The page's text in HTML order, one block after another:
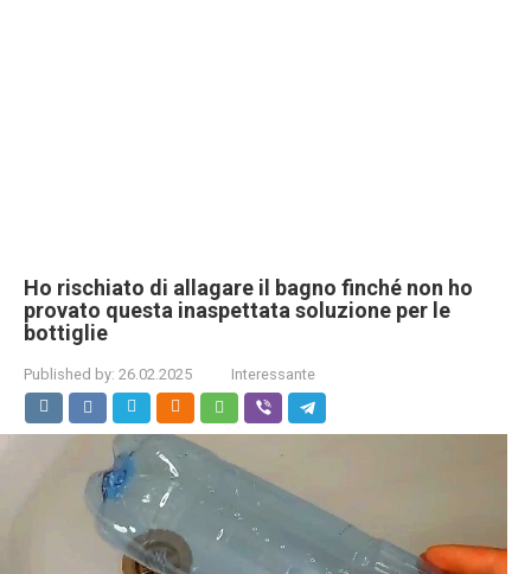
Ho rischiato di allagare il bagno finché non ho
provato questa inaspettata soluzione per le
bottiglie
Published by: 26.02.2025 Interessante